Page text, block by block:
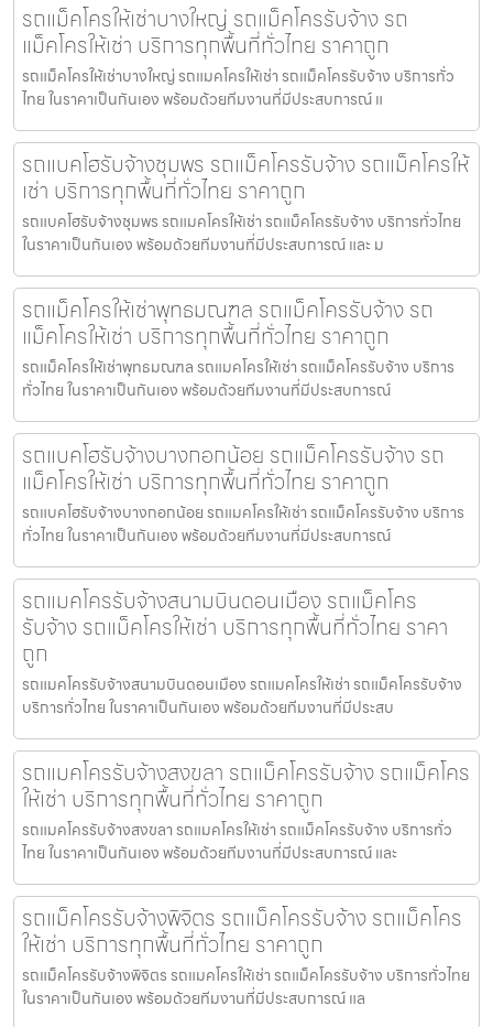
รถแม็คโครให้เช่าบางใหญ่ รถแม็คโครรับจ้าง รถ
แม็คโครให้เช่า บริการทุกพื้นที่ทั่วไทย ราคาถูก
รถแม็คโครให้เช่าบางใหญ่ รถแมคโครให้เช่า รถแม็คโครรับจ้าง บริการทั่ว
ไทย ในราคาเป็นกันเอง พร้อมด้วยทีมงานที่มีประสบการณ์ แ
รถแบคโฮรับจ้างชุมพร รถแม็คโครรับจ้าง รถแม็คโครให้
เช่า บริการทุกพื้นที่ทั่วไทย ราคาถูก
รถแบคโฮรับจ้างชุมพร รถแมคโครให้เช่า รถแม็คโครรับจ้าง บริการทั่วไทย
ในราคาเป็นกันเอง พร้อมด้วยทีมงานที่มีประสบการณ์ และ ม
รถแม็คโครให้เช่าพุทธมณฑล รถแม็คโครรับจ้าง รถ
แม็คโครให้เช่า บริการทุกพื้นที่ทั่วไทย ราคาถูก
รถแม็คโครให้เช่าพุทธมณฑล รถแมคโครให้เช่า รถแม็คโครรับจ้าง บริการ
ทั่วไทย ในราคาเป็นกันเอง พร้อมด้วยทีมงานที่มีประสบการณ์
รถแบคโฮรับจ้างบางกอกน้อย รถแม็คโครรับจ้าง รถ
แม็คโครให้เช่า บริการทุกพื้นที่ทั่วไทย ราคาถูก
รถแบคโฮรับจ้างบางกอกน้อย รถแมคโครให้เช่า รถแม็คโครรับจ้าง บริการ
ทั่วไทย ในราคาเป็นกันเอง พร้อมด้วยทีมงานที่มีประสบการณ์
รถแมคโครรับจ้างสนามบินดอนเมือง รถแม็คโคร
รับจ้าง รถแม็คโครให้เช่า บริการทุกพื้นที่ทั่วไทย ราคา
ถูก
รถแมคโครรับจ้างสนามบินดอนเมือง รถแมคโครให้เช่า รถแม็คโครรับจ้าง
บริการทั่วไทย ในราคาเป็นกันเอง พร้อมด้วยทีมงานที่มีประสบ
รถแมคโครรับจ้างสงขลา รถแม็คโครรับจ้าง รถแม็คโคร
ให้เช่า บริการทุกพื้นที่ทั่วไทย ราคาถูก
รถแมคโครรับจ้างสงขลา รถแมคโครให้เช่า รถแม็คโครรับจ้าง บริการทั่ว
ไทย ในราคาเป็นกันเอง พร้อมด้วยทีมงานที่มีประสบการณ์ และ
รถแม็คโครรับจ้างพิจิตร รถแม็คโครรับจ้าง รถแม็คโคร
ให้เช่า บริการทุกพื้นที่ทั่วไทย ราคาถูก
รถแม็คโครรับจ้างพิจิตร รถแมคโครให้เช่า รถแม็คโครรับจ้าง บริการทั่วไทย
ในราคาเป็นกันเอง พร้อมด้วยทีมงานที่มีประสบการณ์ แล